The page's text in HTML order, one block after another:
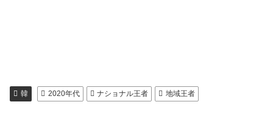
韓 2020年代 ナショナル王者 地域王者